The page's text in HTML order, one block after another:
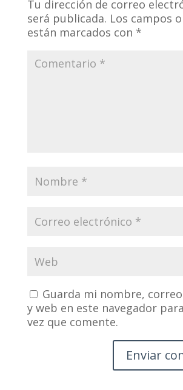
Tu dirección de correo
será publicada. Los campos
están marcados con *
Guarda mi nombre,
y web en este navegador
vez que comente.